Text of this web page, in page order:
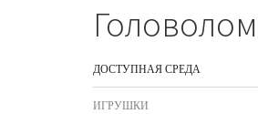
ДОСТУПНАЯ СРЕДА
ИГРУШКИ